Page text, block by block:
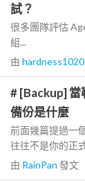
試？
很多團隊評估
組...
由 hardness1020
# [Backup] 當
備份是什麼
前面幾篇提過一
往往不是你的正
由 RainPan 發文